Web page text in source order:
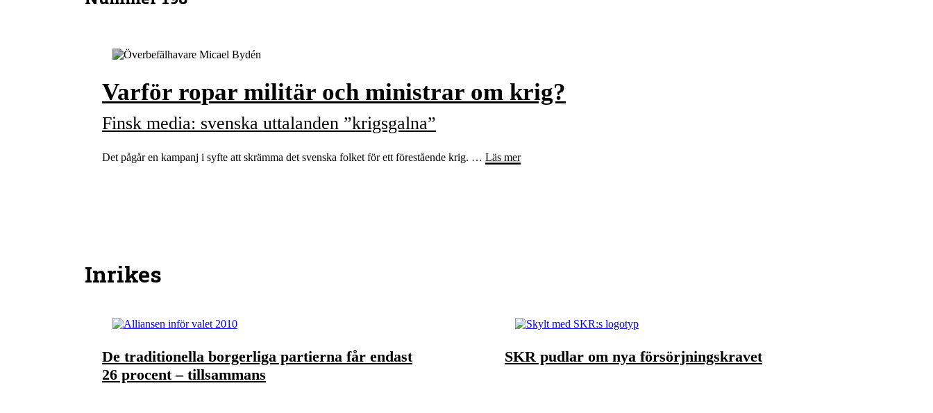
Varför ropar militär och ministrar om krig?
Finsk media: svenska uttalanden ”krigsgalna”
Det pågår en kampanj i syfte att skrämma det svenska folket för ett förestående krig. … Läs mer
Inrikes
De traditionella borgerliga partierna får endast
26 procent – tillsammans
SKR pudlar om nya försörjningskravet